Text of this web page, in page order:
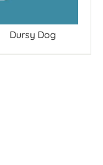
Dursy Dog